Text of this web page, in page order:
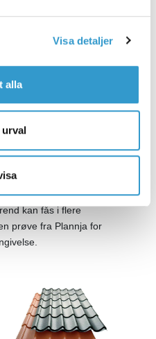
Visa detaljer
alla
klikkes fast, og den
der skjules af den
klikfals. Den nye
ny facon. Det øger
at funktionaliteten
har Plannja
belægning af Plannja
kan fås i flere
prøve fra Plannja for